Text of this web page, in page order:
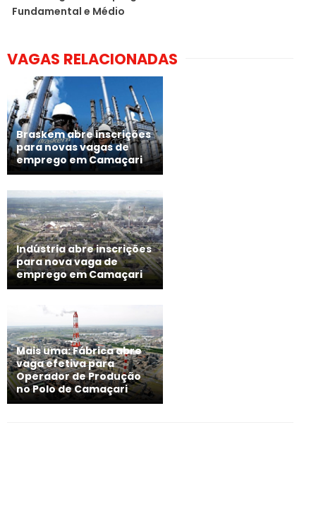
Fundamental e Médio
VAGAS RELACIONADAS
Braskem abre inscrições
para novas vagas de
emprego em Camaçari
Indústria abre inscrições
para nova vaga de
emprego em Camaçari
Mais uma: Fábrica abre
vaga efetiva para
Operador de Produção
no Polo de Camaçari